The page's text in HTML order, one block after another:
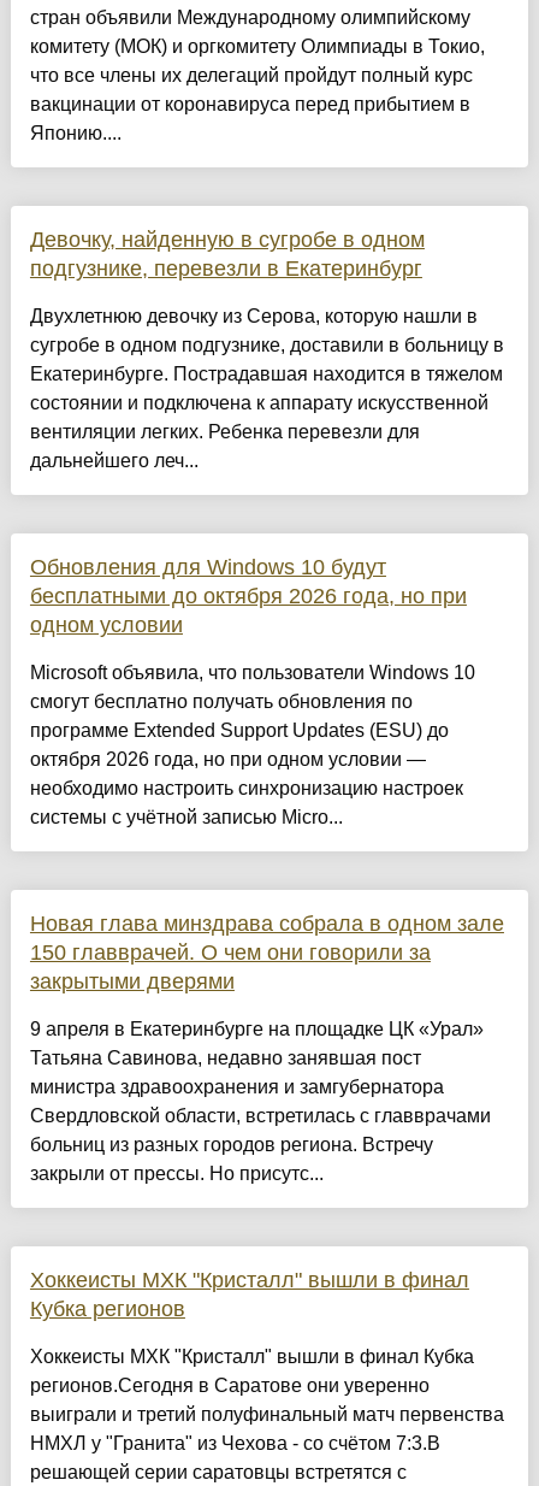
стран объявили Международному олимпийскому
комитету (МОК) и оргкомитету Олимпиады в Токио,
что все члены их делегаций пройдут полный курс
вакцинации от коронавируса перед прибытием в
Японию....
Девочку, найденную в сугробе в одном
подгузнике, перевезли в Екатеринбург
Двухлетнюю девочку из Серова, которую нашли в
сугробе в одном подгузнике, доставили в больницу в
Екатеринбурге. Пострадавшая находится в тяжелом
состоянии и подключена к аппарату искусственной
вентиляции легких. Ребенка перевезли для
дальнейшего леч...
Обновления для Windows 10 будут
бесплатными до октября 2026 года, но при
одном условии
Microsoft объявила, что пользователи Windows 10
смогут бесплатно получать обновления по
программе Extended Support Updates (ESU) до
октября 2026 года, но при одном условии —
необходимо настроить синхронизацию настроек
системы с учётной записью Micro...
Новая глава минздрава собрала в одном зале
150 главврачей. О чем они говорили за
закрытыми дверями
9 апреля в Екатеринбурге на площадке ЦК «Урал»
Татьяна Савинова, недавно занявшая пост
министра здравоохранения и замгубернатора
Свердловской области, встретилась с главврачами
больниц из разных городов региона. Встречу
закрыли от прессы. Но присутс...
Хоккеисты МХК "Кристалл" вышли в финал
Кубка регионов
Хоккеисты МХК "Кристалл" вышли в финал Кубка
регионов.Сегодня в Саратове они уверенно
выиграли и третий полуфинальный матч первенства
НМХЛ у "Гранита" из Чехова - со счётом 7:3.В
решающей серии саратовцы встретятся с